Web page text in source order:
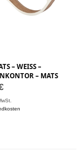
– WEISS –
– MATS